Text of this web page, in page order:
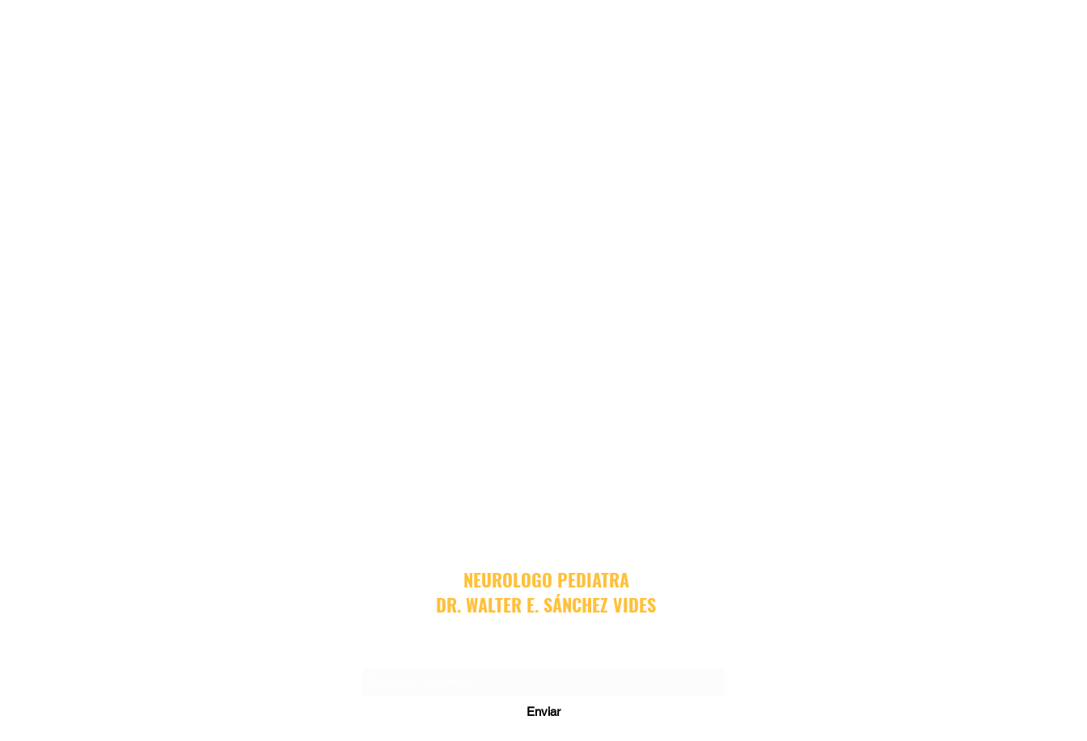
NEUROLOGO PEDIATRA
DR. WALTER E. SÁNCHEZ VIDES
Enviar